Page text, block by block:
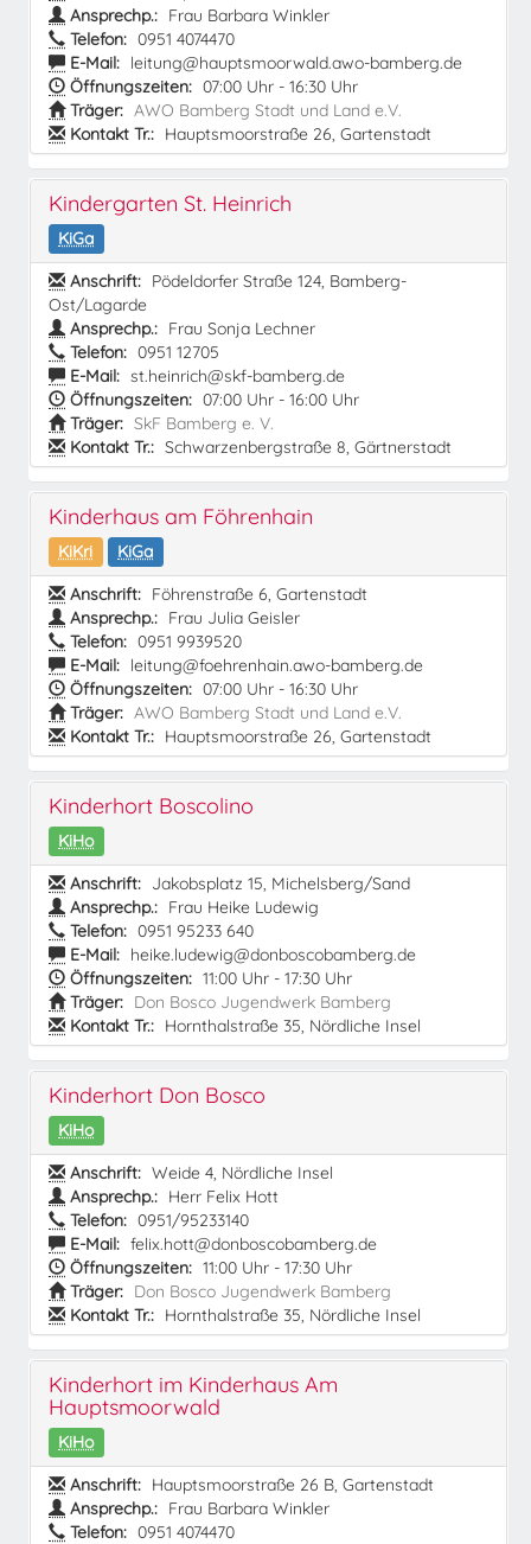
Ansprechp.: Frau Barbara Winkler
Telefon: 0951 4074470
E-Mail: leitung@hauptsmoorwald.awo-bamberg.de
Öffnungszeiten: 07:00 Uhr - 16:30 Uhr
Träger: AWO Bamberg Stadt und Land e.V.
Kontakt Tr.: Hauptsmoorstraße 26, Gartenstadt
Kindergarten St. Heinrich
KiGa
Anschrift: Pödeldorfer Straße 124, Bamberg-
Ost/Lagarde
Ansprechp.: Frau Sonja Lechner
Telefon: 0951 12705
E-Mail: st.heinrich@skf-bamberg.de
Öffnungszeiten: 07:00 Uhr - 16:00 Uhr
Träger: SkF Bamberg e. V.
Kontakt Tr.: Schwarzenbergstraße 8, Gärtnerstadt
Kinderhaus am Föhrenhain
KiKri
KiGa
Anschrift: Föhrenstraße 6, Gartenstadt
Ansprechp.: Frau Julia Geisler
Telefon: 0951 9939520
E-Mail: leitung@foehrenhain.awo-bamberg.de
Öffnungszeiten: 07:00 Uhr - 16:30 Uhr
Träger: AWO Bamberg Stadt und Land e.V.
Kontakt Tr.: Hauptsmoorstraße 26, Gartenstadt
Kinderhort Boscolino
KiHo
Anschrift: Jakobsplatz 15, Michelsberg/Sand
Ansprechp.: Frau Heike Ludewig
Telefon: 0951 95233 640
E-Mail: heike.ludewig@donboscobamberg.de
Öffnungszeiten: 11:00 Uhr - 17:30 Uhr
Träger: Don Bosco Jugendwerk Bamberg
Kontakt Tr.: Hornthalstraße 35, Nördliche Insel
Kinderhort Don Bosco
KiHo
Anschrift: Weide 4, Nördliche Insel
Ansprechp.: Herr Felix Hott
Telefon: 0951/95233140
E-Mail: felix.hott@donboscobamberg.de
Öffnungszeiten: 11:00 Uhr - 17:30 Uhr
Träger: Don Bosco Jugendwerk Bamberg
Kontakt Tr.: Hornthalstraße 35, Nördliche Insel
Kinderhort im Kinderhaus Am
Hauptsmoorwald
KiHo
Anschrift: Hauptsmoorstraße 26 B, Gartenstadt
Ansprechp.: Frau Barbara Winkler
Telefon: 0951 4074470